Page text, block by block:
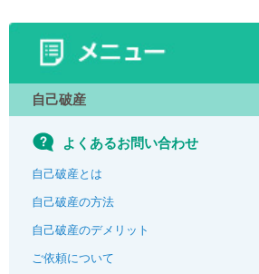
自己破産
よくあるお問い合わせ
自己破産とは
自己破産の方法
自己破産のデメリット
ご依頼について